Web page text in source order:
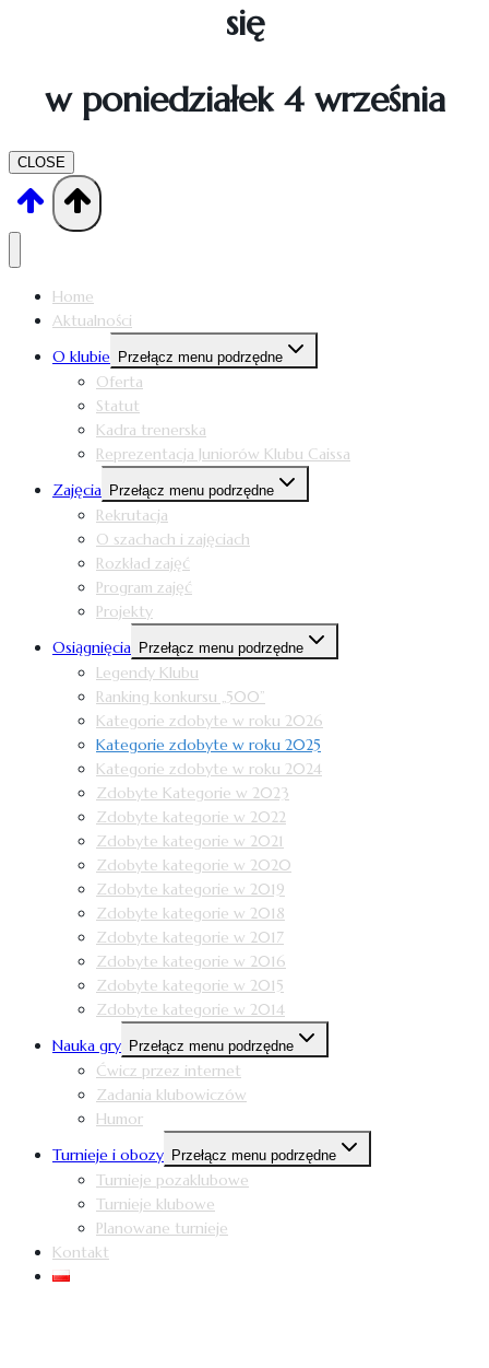
się
w poniedziałek 4 września
CLOSE
Home
Aktualności
O klubie Przełącz menu podrzędne
Oferta
Statut
Kadra trenerska
Reprezentacja Juniorów Klubu Caissa
Zajęcia Przełącz menu podrzędne
Rekrutacja
O szachach i zajęciach
Rozkład zajęć
Program zajęć
Projekty
Osiągnięcia Przełącz menu podrzędne
Legendy Klubu
Ranking konkursu „500”
Kategorie zdobyte w roku 2026
Kategorie zdobyte w roku 2025
Kategorie zdobyte w roku 2024
Zdobyte Kategorie w 2023
Zdobyte kategorie w 2022
Zdobyte kategorie w 2021
Zdobyte kategorie w 2020
Zdobyte kategorie w 2019
Zdobyte kategorie w 2018
Zdobyte kategorie w 2017
Zdobyte kategorie w 2016
Zdobyte kategorie w 2015
Zdobyte kategorie w 2014
Nauka gry Przełącz menu podrzędne
Ćwicz przez internet
Zadania klubowiczów
Humor
Turnieje i obozy Przełącz menu podrzędne
Turnieje pozaklubowe
Turnieje klubowe
Planowane turnieje
Kontakt